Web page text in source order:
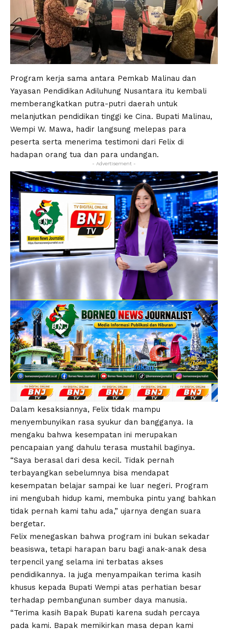
Program kerja sama antara Pemkab Malinau dan
Yayasan Pendidikan Adiluhung Nusantara itu kembali
memberangkatkan putra-putri daerah untuk
melanjutkan pendidikan tinggi ke Cina. Bupati Malinau,
Wempi W. Mawa, hadir langsung melepas para
peserta serta menerima testimoni dari Felix di
hadapan orang tua dan para undangan.
- Advertisement -
Dalam kesaksiannya, Felix tidak mampu
menyembunyikan rasa syukur dan bangganya. Ia
mengaku bahwa kesempatan ini merupakan
pencapaian yang dahulu terasa mustahil baginya.
“Saya berasal dari desa kecil. Tidak pernah
terbayangkan sebelumnya bisa mendapat
kesempatan belajar sampai ke luar negeri. Program
ini mengubah hidup kami, membuka pintu yang bahkan
tidak pernah kami tahu ada,” ujarnya dengan suara
bergetar.
Felix menegaskan bahwa program ini bukan sekadar
beasiswa, tetapi harapan baru bagi anak-anak desa
terpencil yang selama ini terbatas akses
pendidikannya. Ia juga menyampaikan terima kasih
khusus kepada Bupati Wempi atas perhatian besar
terhadap pembangunan sumber daya manusia.
“Terima kasih Bapak Bupati karena sudah percaya
pada kami. Bapak memikirkan masa depan kami